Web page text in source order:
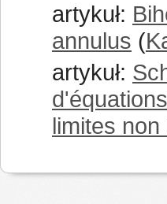
artykuł:
annulus (
artykuł:
limites non